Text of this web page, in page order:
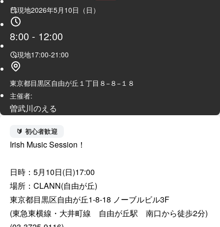
現地2026年5月10日（日）
8:00 - 12:00
現地17:00-21:00
東京都目黒区自由が丘１丁目８−８−１８
主催者:
曽武川のえる
🔰 初心者歓迎
Irish Music Session！
日時：5月10日(日)17:00
場所：CLANN(自由が丘)
東京都目黒区自由が丘1-8-18 ノーブルビル3F
(東急東横線・大井町線　自由が丘駅　南口から徒歩2分)